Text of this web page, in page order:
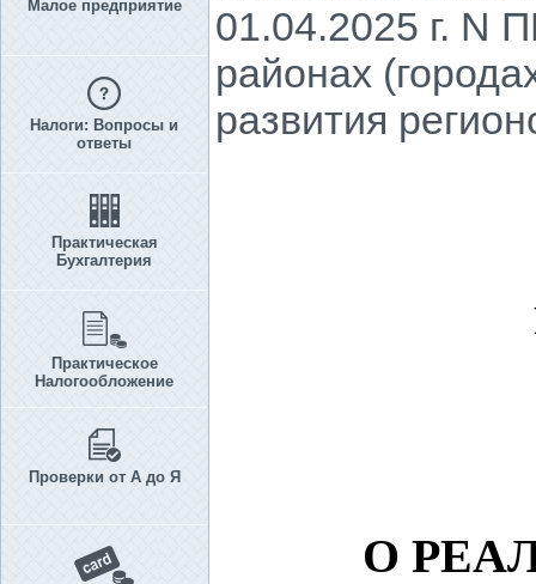
Малое предприятие
Налоги: Вопросы и
ответы
Практическая
Бухгалтерия
Практическое
Налогообложение
Проверки от А до Я
01.04.2025 г. N
районах
развития
О